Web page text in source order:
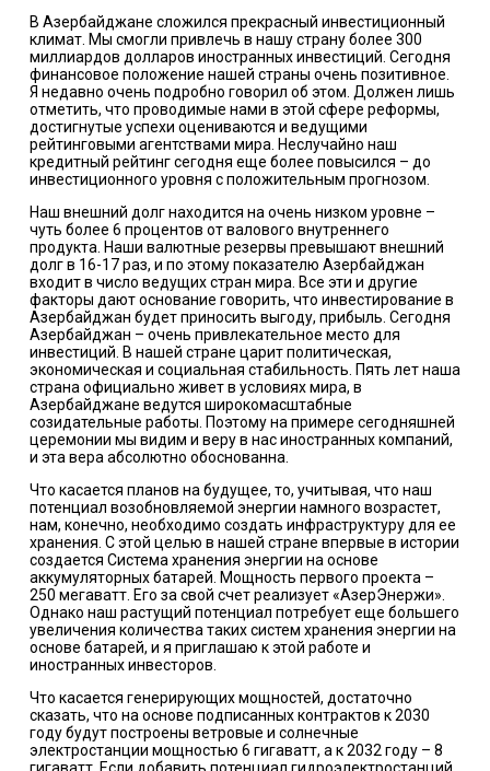
В Азербайджане сложился прекрасный инвестиционный
климат. Мы смогли привлечь в нашу страну более 300
миллиардов долларов иностранных инвестиций. Сегодня
финансовое положение нашей страны очень позитивное.
Я недавно очень подробно говорил об этом. Должен лишь
отметить, что проводимые нами в этой сфере реформы,
достигнутые успехи оцениваются и ведущими
рейтинговыми агентствами мира. Неслучайно наш
кредитный рейтинг сегодня еще более повысился – до
инвестиционного уровня с положительным прогнозом.
Наш внешний долг находится на очень низком уровне –
чуть более 6 процентов от валового внутреннего
продукта. Наши валютные резервы превышают внешний
долг в 16-17 раз, и по этому показателю Азербайджан
входит в число ведущих стран мира. Все эти и другие
факторы дают основание говорить, что инвестирование в
Азербайджан будет приносить выгоду, прибыль. Сегодня
Азербайджан – очень привлекательное место для
инвестиций. В нашей стране царит политическая,
экономическая и социальная стабильность. Пять лет наша
страна официально живет в условиях мира, в
Азербайджане ведутся широкомасштабные
созидательные работы. Поэтому на примере сегодняшней
церемонии мы видим и веру в нас иностранных компаний,
и эта вера абсолютно обоснованна.
Что касается планов на будущее, то, учитывая, что наш
потенциал возобновляемой энергии намного возрастет,
нам, конечно, необходимо создать инфраструктуру для ее
хранения. С этой целью в нашей стране впервые в истории
создается Система хранения энергии на основе
аккумуляторных батарей. Мощность первого проекта –
250 мегаватт. Его за свой счет реализует «АзерЭнержи».
Однако наш растущий потенциал потребует еще большего
увеличения количества таких систем хранения энергии на
основе батарей, и я приглашаю к этой работе и
иностранных инвесторов.
Что касается генерирующих мощностей, достаточно
сказать, что на основе подписанных контрактов к 2030
году будут построены ветровые и солнечные
электростанции мощностью 6 гигаватт, а к 2032 году – 8